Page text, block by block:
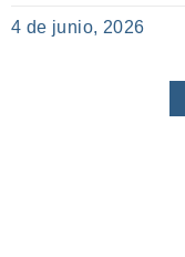
4 de junio, 2026